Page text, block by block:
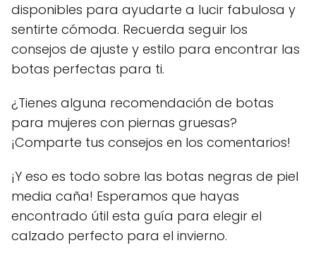
disponibles para ayudarte a lucir fabulosa y
sentirte cómoda. Recuerda seguir los
consejos de ajuste y estilo para encontrar las
botas perfectas para ti.
¿Tienes alguna recomendación de botas
para mujeres con piernas gruesas?
¡Comparte tus consejos en los comentarios!
¡Y eso es todo sobre las botas negras de piel
media caña! Esperamos que hayas
encontrado útil esta guía para elegir el
calzado perfecto para el invierno.